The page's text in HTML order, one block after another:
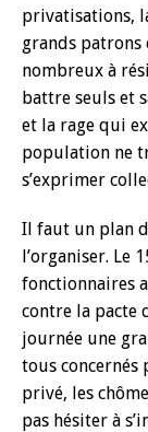
privatisations,
grands patrons
nombreux à
battre seuls et
et la rage qui
population ne
s’exprimer
Il faut un plan
l’organiser. Le
fonctionnaires
contre la pacte
journée une
tous concernés
privé, les
pas hésiter à